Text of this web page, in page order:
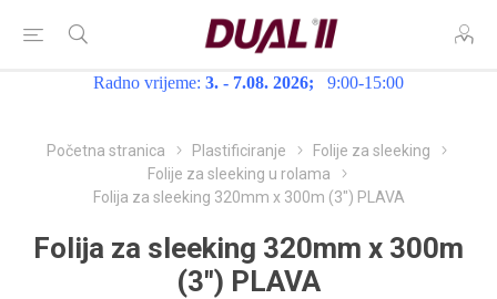
Radno vrijeme: 3. - 7.08. 2026; 9:00-15:00
Početna stranica Plastificiranje
Folije za sleeking
Folije za sleeking u rolama
Folija za sleeking 320mm x 300m (3") PLAVA
Folija za sleeking 320mm x 300m
(3") PLAVA